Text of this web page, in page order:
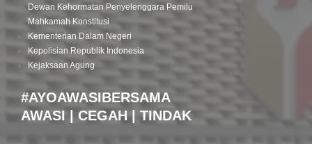
Dewan Kehormatan Penyelenggara Pemilu
Mahkamah Konstitusi
Kementerian Dalam Negeri
Kepolisian Republik Indonesia
Kejaksaan Agung
#AYOAWASIBERSAMA
AWASI | CEGAH | TINDAK